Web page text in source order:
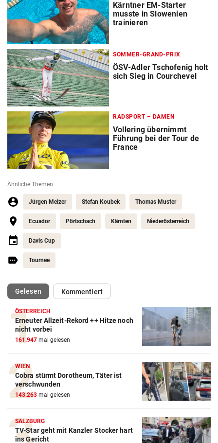
Kärntner EM-Starter
musste in Slowenien
trainieren
SOMMER-GRAND-PRIX
ÖSV-Adler Tschofenig holt
sich Sieg in Courchevel
RADSPORT – DAMEN
Vollering übernimmt
Führung bei der Tour de
France
Ähnliche Themen
Jürgen Melzer Stefan Koubek Thomas Muster
Ecuador Pörtschach Kärnten Niederösterreich
Davis Cup
Tournee
Gelesen(ausgewählt)Kommentiert
ÖSTERREICH
Erneuter Allzeit-Rekord ++ Hitze noch
nicht vorbei
161.947 mal gelesen
WIEN
Cobra stürmt Dorotheum, Täter ist
verschwunden
143.263 mal gelesen
SALZBURG
TV-Star geht mit Kanzler Stocker hart
ins Gericht
Action-Cam Vergleich
ZUM VERGLEICH
Crosstrainer Vergleich
ZUM VERGLEICH